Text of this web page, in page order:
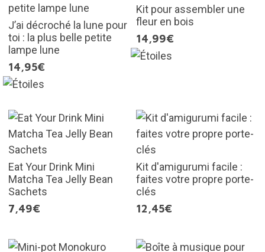
J’ai décroché la lune pour
toi : la plus belle petite
lampe lune
14,95€
Kit pour assembler une
fleur en bois
14,99€
Eat Your Drink Mini
Matcha Tea Jelly Bean
Sachets
7,49€
Kit d'amigurumi facile :
faites votre propre porte-
clés
12,45€